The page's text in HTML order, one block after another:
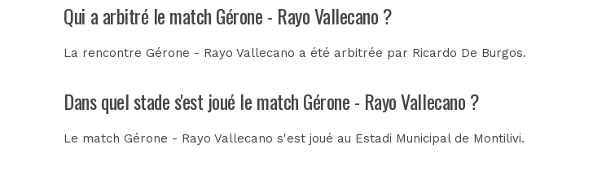
Qui a arbitré le match Gérone - Rayo Vallecano ?
La rencontre Gérone - Rayo Vallecano a été arbitrée par Ricardo De Burgos.
Dans quel stade s'est joué le match Gérone - Rayo Vallecano ?
Le match Gérone - Rayo Vallecano s'est joué au Estadi Municipal de Montilivi.